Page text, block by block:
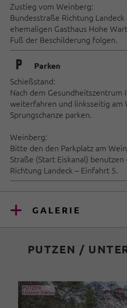
Zustieg vom Weinberg:
Bundesstraße Richtung
ehemaligen Gasthaus Hohe
Fuß der Beschilderung folgen.
🐈 Parken
Schießstand:
Nach dem
weiterfahren und linksseitig am
Sprungschanze parken.
Weinberg:
Bitte den den Parkplatz am
Straße (Start Eiskanal)
Richtung Landeck – Einfahrt 5.
GALERIE
PUTZEN /